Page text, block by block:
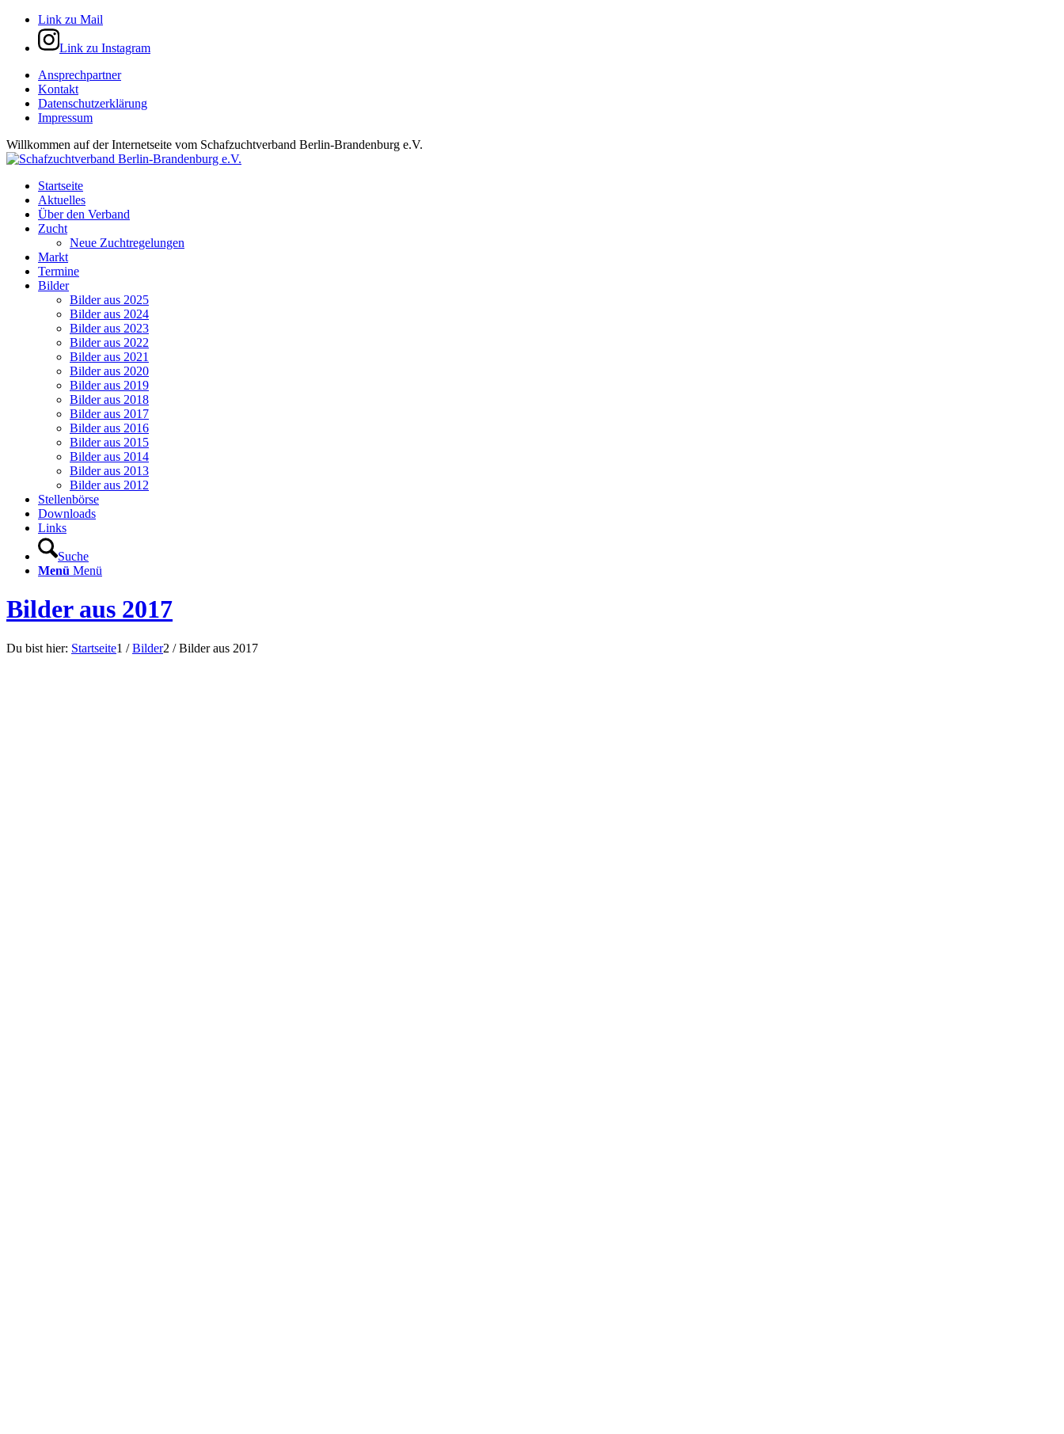
Link zu Mail
Link zu Instagram
Ansprechpartner
Kontakt
Datenschutzerklärung
Impressum
Willkommen auf der Internetseite vom Schafzuchtverband Berlin-Brandenburg e.V.
Startseite
Aktuelles
Über den Verband
Zucht
Neue Zuchtregelungen
Markt
Termine
Bilder
Bilder aus 2025
Bilder aus 2024
Bilder aus 2023
Bilder aus 2022
Bilder aus 2021
Bilder aus 2020
Bilder aus 2019
Bilder aus 2018
Bilder aus 2017
Bilder aus 2016
Bilder aus 2015
Bilder aus 2014
Bilder aus 2013
Bilder aus 2012
Stellenbörse
Downloads
Links
Suche
Menü Menü
Bilder aus 2017
Du bist hier: Startseite1 / Bilder2 / Bilder aus 2017